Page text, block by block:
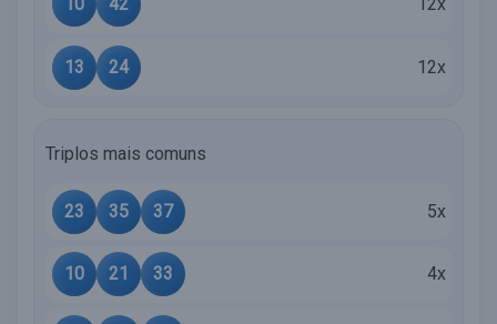
13 24 12x
Triplos mais comuns
23 35 37 5x
10 21 33 4x